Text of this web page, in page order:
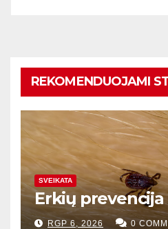
REKOMENDUOJAMI
SVEIKATA
Erkių
RGP 6, 2026 0